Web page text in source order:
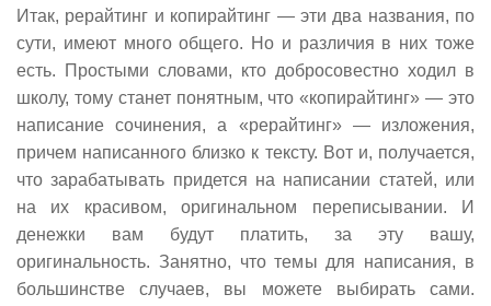
Итак, рерайтинг и копирайтинг — эти два названия, по
сути, имеют много общего. Но и различия в них тоже
есть. Простыми словами, кто добросовестно ходил в
школу, тому станет понятным, что «копирайтинг» — это
написание сочинения, а «рерайтинг» — изложения,
причем написанного близко к тексту. Вот и, получается,
что зарабатывать придется на написании статей, или
на их красивом, оригинальном переписывании. И
денежки вам будут платить, за эту вашу,
оригинальность. Занятно, что темы для написания, в
большинстве случаев, вы можете выбирать сами.